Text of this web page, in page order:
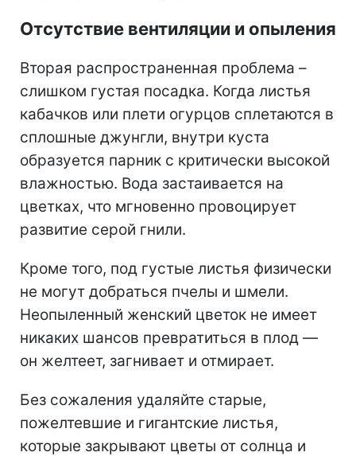
Отсутствие вентиляции и опыления
Вторая распространенная проблема –
слишком густая посадка. Когда листья
кабачков или плети огурцов сплетаются в
сплошные джунгли, внутри куста
образуется парник с критически высокой
влажностью. Вода застаивается на
цветках, что мгновенно провоцирует
развитие серой гнили.
Кроме того, под густые листья физически
не могут добраться пчелы и шмели.
Неопыленный женский цветок не имеет
никаких шансов превратиться в плод —
он желтеет, загнивает и отмирает.
Без сожаления удаляйте старые,
пожелтевшие и гигантские листья,
которые закрывают цветы от солнца и